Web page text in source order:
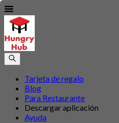
Tarjeta de regalo
Blog
Para Restaurante
Descargar aplicación
Ayuda